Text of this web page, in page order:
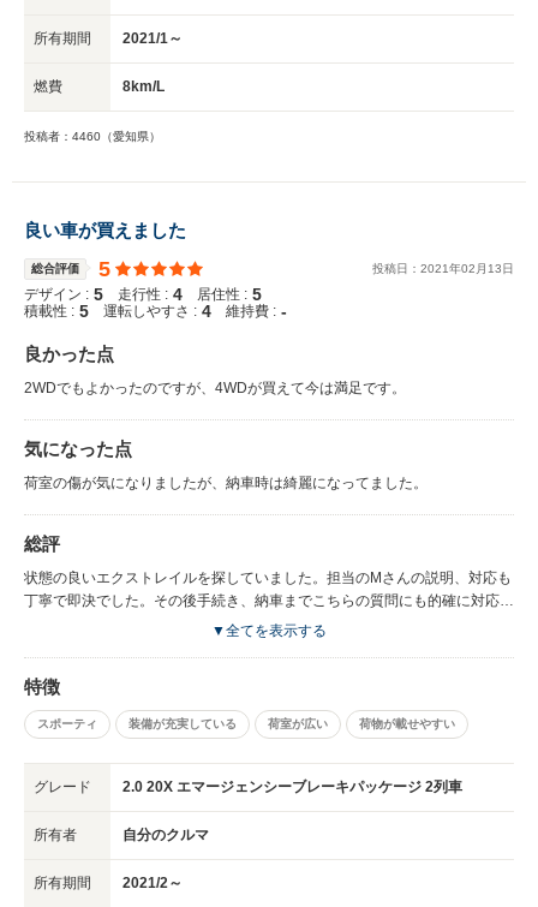
所有期間 2021/1～
燃費 8km/L
投稿者：4460（愛知県）
良い車が買えました
総合評価 5 投稿日： 2021年02 月 13日
デザイン : 5 走行性 : 4 居住性 : 5
積載性 : 5 運転しやすさ : 4 維持費 : -
良かった点
2WDでもよかったのですが、4WDが買えて今は満足です。
気になった点
荷室の傷が気になりましたが、納車時は綺麗になってました。
総評
状態の良いエクストレイルを探していました。担当のMさんの説明、対応も
丁寧で即決でした。その後手続き、納車までこちらの質問にも的確に対応い
▼全てを表示する
特徴
スポーティ 装備が充実している 荷室が広い 荷物が載せやすい
グレード 2.0 20X エマージェンシーブレーキパッケージ 2列車
所有者 自分のクルマ
所有期間 2021/2～